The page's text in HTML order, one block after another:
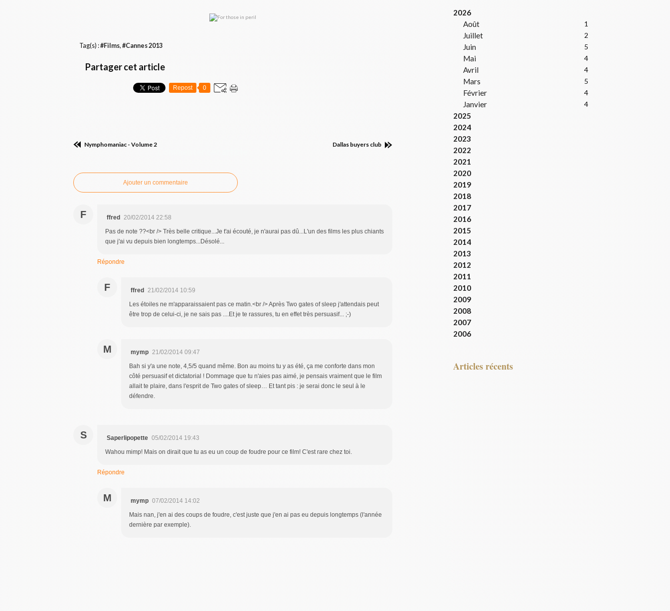
Tag(s) :#Films, #Cannes 2013
Partager cet article
Repost 0
Nymphomaniac - Volume 2 Dallas buyers club
Ajouter un commentaire
F ffred
20/02/2014 22:58
Pas de note ??<br /> Très belle critique...Je t'ai écouté, je n'aurai pas dû...L'un des films les plus chiants
que j'ai vu depuis bien longtemps...Désolé...
Répondre
F ffred
21/02/2014 10:59
Les étoiles ne m'apparaissaient pas ce matin.<br /> Après Two gates of sleep j'attendais peut
être trop de celui-ci, je ne sais pas ....Et je te rassures, tu en effet très persuasif... ;-)
M mymp 21/02/2014 09:47
Bah si y'a une note, 4,5/5 quand même. Bon au moins tu y as été, ça me conforte dans mon
côté persuasif et dictatorial ! Dommage que tu n'aies pas aimé, je pensais vraiment que le film
allait te plaire, dans l'esprit de Two gates of sleep… Et tant pis : je serai donc le seul à le
défendre.
S Saperlipopette 05/02/2014 19:43
Wahou mimp! Mais on dirait que tu as eu un coup de foudre pour ce film! C'est rare chez toi.
Répondre
M mymp 07/02/2014 14:02
Mais nan, j'en ai des coups de foudre, c'est juste que j'en ai pas eu depuis longtemps (l'année
dernière par exemple).
2026
Août
1
Juillet 2
Juin 5
Mai 4
Avril 4
Mars 5
Février 4
Janvier 4
2025
2024
2023
2022
2021
2020
2019
2018
2017
2016
2015
2014
2013
2012
2011
2010
2009
2008
2007
2006
articles récents